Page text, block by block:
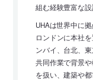
組む経験豊富な設
UHAは世界中に
ロンドンに本社
ンバイ、台北、
共同作業で背景
を扱い、建築や